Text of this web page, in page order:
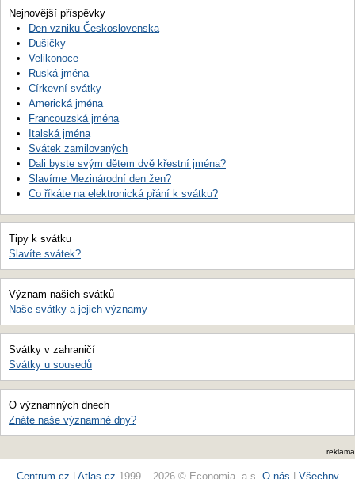
Nejnovější příspěvky
Den vzniku Československa
Dušičky
Velikonoce
Ruská jména
Církevní svátky
Americká jména
Francouzská jména
Italská jména
Svátek zamilovaných
Dali byste svým dětem dvě křestní jména?
Slavíme Mezinárodní den žen?
Co říkáte na elektronická přání k svátku?
Tipy k svátku
Slavíte svátek?
Význam našich svátků
Naše svátky a jejich významy
Svátky v zahraničí
Svátky u sousedů
O významných dnech
Znáte naše významné dny?
reklama
Centrum.cz Atlas.cz 1999 – 2026 © Economia, a.s. O nás Všechny